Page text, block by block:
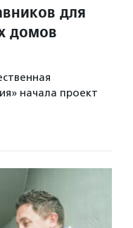
для
домов
начала проект